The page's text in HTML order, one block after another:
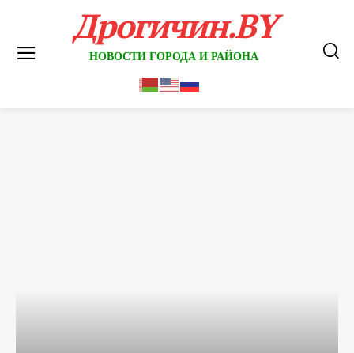
Дрогичин.BY
НОВОСТИ ГОРОДА И РАЙОНА